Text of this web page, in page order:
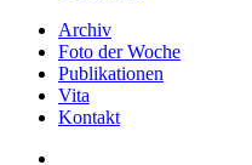
Archiv
Foto der Woche
Publikationen
Vita
Kontakt